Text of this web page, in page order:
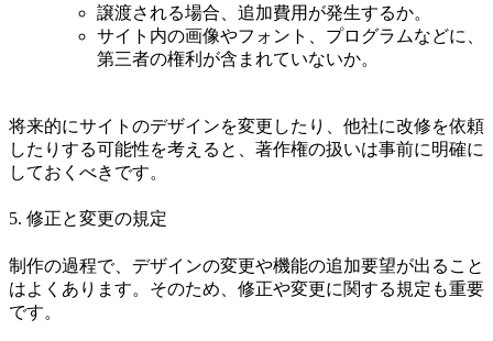
譲渡される場合、追加費用が発生するか。
サイト内の画像やフォント、プログラムなどに、
第三者の権利が含まれていないか。
将来的にサイトのデザインを変更したり、他社に改修を依頼
したりする可能性を考えると、著作権の扱いは事前に明確に
しておくべきです。
5. 修正と変更の規定
制作の過程で、デザインの変更や機能の追加要望が出ること
はよくあります。そのため、修正や変更に関する規定も重要
です。